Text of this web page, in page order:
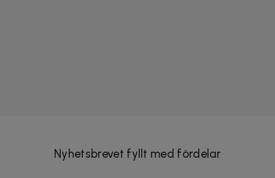
Nyhetsbrevet fyllt med fördelar